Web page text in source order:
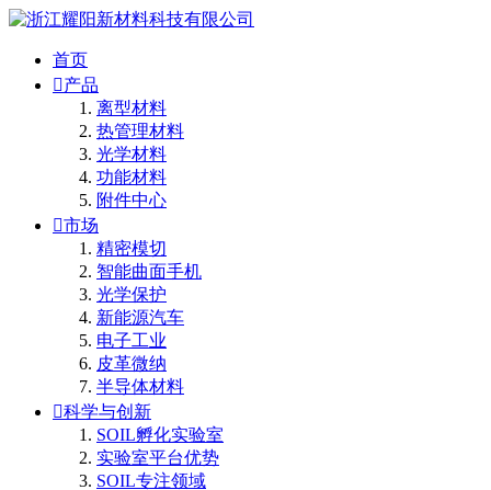
首页
产品
离型材料
热管理材料
光学材料
功能材料
附件中心
市场
精密模切
智能曲面手机
光学保护
新能源汽车
电子工业
皮革微纳
半导体材料
科学与创新
SOIL孵化实验室
实验室平台优势
SOIL专注领域